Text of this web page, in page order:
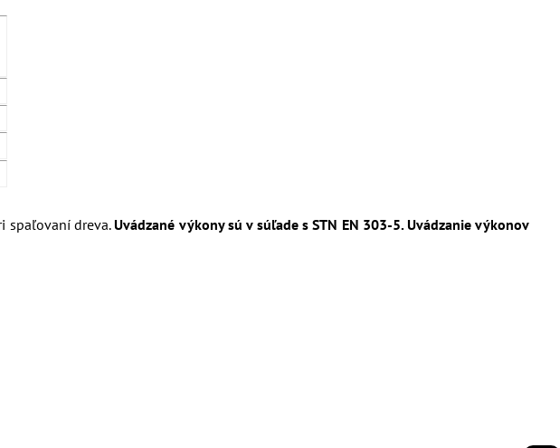
spaľovaní dreva.Uvádzané výkony sú v súľade s STN EN 303-5. Uvádzanie výkonov